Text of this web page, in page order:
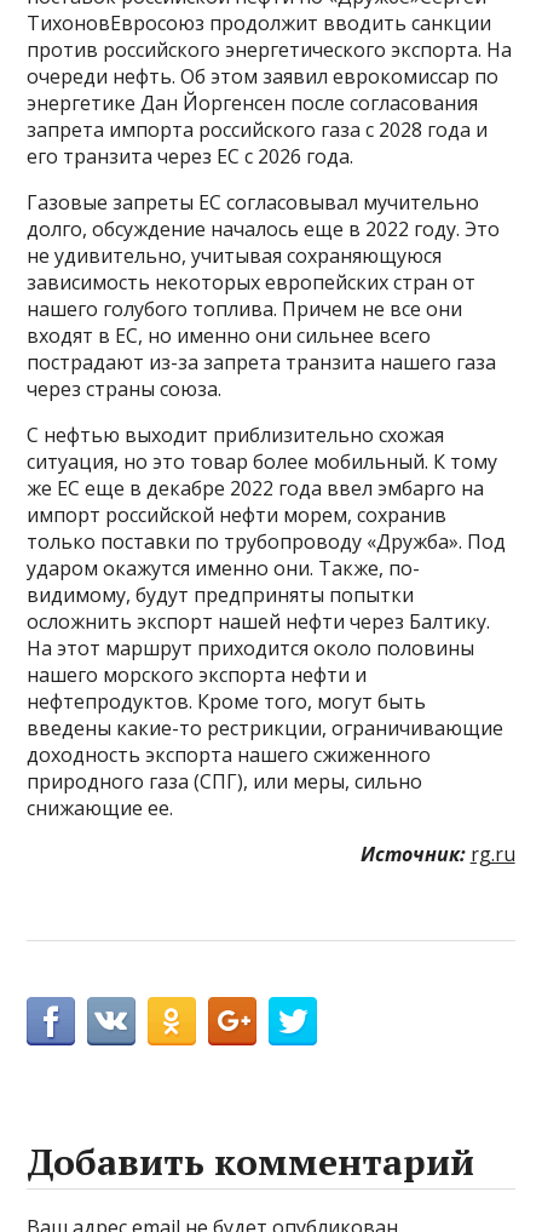
ТихоновЕвросоюз продолжит вводить санкции
против российского энергетического экспорта. На
очереди нефть. Об этом заявил еврокомиссар по
энергетике Дан Йоргенсен после согласования
запрета импорта российского газа с 2028 года и
его транзита через ЕС с 2026 года.
Газовые запреты ЕС согласовывал мучительно
долго, обсуждение началось еще в 2022 году. Это
не удивительно, учитывая сохраняющуюся
зависимость некоторых европейских стран от
нашего голубого топлива. Причем не все они
входят в ЕС, но именно они сильнее всего
пострадают из-за запрета транзита нашего газа
через страны союза.
С нефтью выходит приблизительно схожая
ситуация, но это товар более мобильный. К тому
же ЕС еще в декабре 2022 года ввел эмбарго на
импорт российской нефти морем, сохранив
только поставки по трубопроводу «Дружба». Под
ударом окажутся именно они. Также, по-
видимому, будут предприняты попытки
осложнить экспорт нашей нефти через Балтику.
На этот маршрут приходится около половины
нашего морского экспорта нефти и
нефтепродуктов. Кроме того, могут быть
введены какие-то рестрикции, ограничивающие
доходность экспорта нашего сжиженного
природного газа (СПГ), или меры, сильно
снижающие ее.
Источник: rg.ru
Добавить комментарий